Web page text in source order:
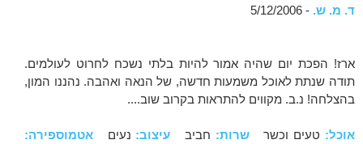
ד. מ. ש. - 5/12/2006
ארז! הפכת יום שהיה אמור להיות בלתי נשכח לחרוט לעולמים.
תודה שנתת לאוכל משמעות חדשה, של הנאה ואהבה. נהננו המון,
בהצלחה! נ.ב. מקווים להתראות בקרוב שוב....
אוכל: טעים וכשרשרות: חביב עיצוב: נעים אטמוספירה: